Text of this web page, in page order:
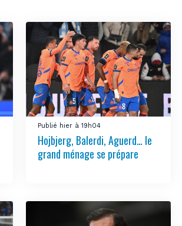
Publié hier à 19h04
Hojbjerg, Balerdi, Aguerd… le
grand ménage se prépare